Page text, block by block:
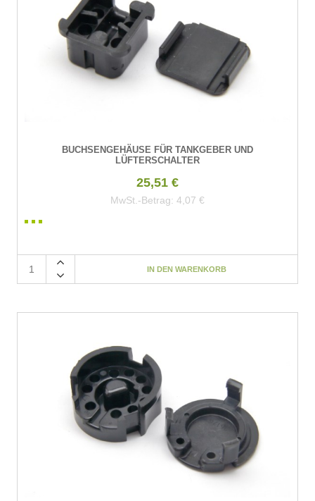
BUCHSENGEHÄUSE FÜR TANKGEBER UND
LÜFTERSCHALTER
25,51 €
MwSt.-Betrag: 4,07 €